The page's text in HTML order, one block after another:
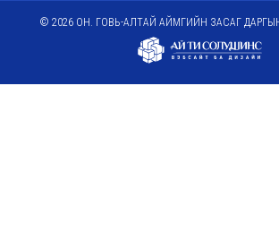
© 2026 ОН. ГОВЬ-АЛТАЙ АЙМГИЙН ЗАСАГ